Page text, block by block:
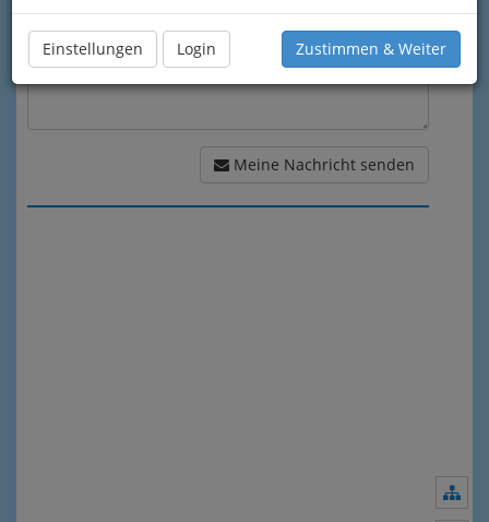
Einstellungen Login Zustimmen & Weiter
Meine Nachricht senden